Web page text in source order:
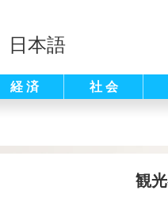
日本語
経 済 社 会
観